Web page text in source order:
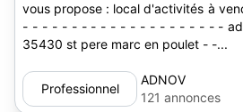
vous propose : local d'activités à
- - - - - - - - - - - - - - - - - - - - -
35430 st pere marc en poulet - -...
Professionnel
ADNOV
121 annonces